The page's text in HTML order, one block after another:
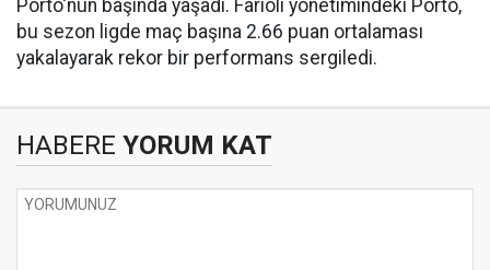
Porto'nun başında yaşadı. Farioli yönetimindeki Porto,
bu sezon ligde maç başına 2.66 puan ortalaması
yakalayarak rekor bir performans sergiledi.
HABERE YORUM KAT